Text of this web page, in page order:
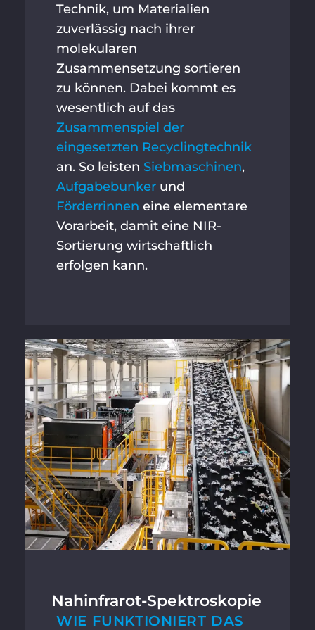
Technik, um Materialien
zuverlässig nach ihrer
molekularen
Zusammensetzung sortieren
zu können. Dabei kommt es
wesentlich auf das
Zusammenspiel der
eingesetzten Recyclingtechnik
an. So leisten Siebmaschinen,
Aufgabebunker und
Förderrinnen eine elementare
Vorarbeit, damit eine NIR-
Sortierung wirtschaftlich
erfolgen kann.
Nahinfrarot-Spektroskopie
WIE FUNKTIONIERT DAS